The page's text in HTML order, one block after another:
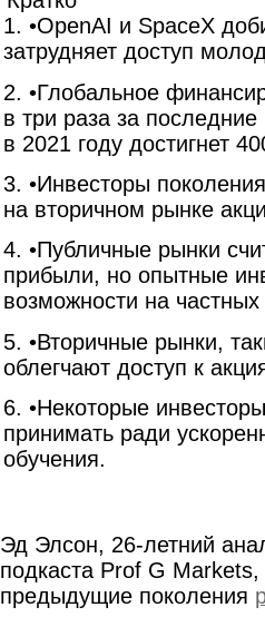
•OpenAI и SpaceX
затрудняет доступ
•Глобальное
в три раза за
в 2021 году достигнет
•Инвесторы
на вторичном рынке
•Публичные рынки
прибыли, но опытные
возможности на
•Вторичные рынки,
облегчают доступ к
•Некоторые
принимать ради
обучения.
Эд Элсон, 26-летний
подкаста Prof G
предыдущие поколения